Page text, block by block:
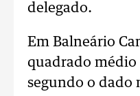
delegado.
Em Balneário
quadrado médio
segundo o dado